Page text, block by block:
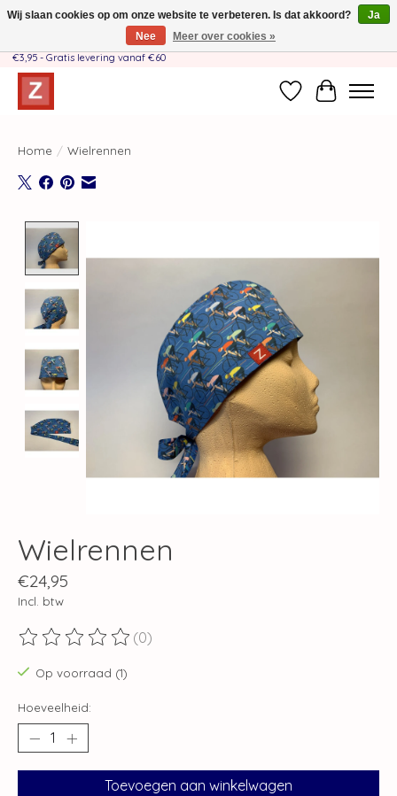
Handgemaakt door moeder-dochterteam❤️ - Verzendkosten BE & NL SLECHTS
€3,95 - Gratis levering vanaf €60
Verlanglijst
Home / Wielrennen
Wielrennen
€24,95
Incl. btw
De beoordeling van dit product is
(0)
Op voorraad (1)
Hoeveelheid:
Toevoegen aan winkelwagen
Wij slaan cookies op om onze website te verbeteren. Is dat akkoord?
Ja
Nee
Meer over cookies »